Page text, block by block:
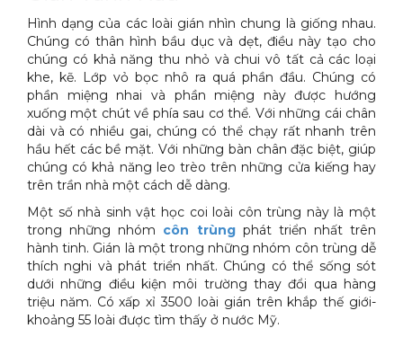
Hình dạng của các loài gián nhìn chung là giống nhau.
Chúng có thân hình bầu dục và dẹt, điều này tạo cho
chúng có khả năng thu nhỏ và chui vô tất cả các loại
khe, kẽ. Lớp vỏ bọc nhô ra quá phần đầu. Chúng có
phần miệng nhai và phần miệng này được hướng
xuống một chút về phía sau cơ thể. Với những cái chân
dài và có nhiều gai, chúng có thể chạy rất nhanh trên
hầu hết các bề mặt. Với những bàn chân đặc biệt, giúp
chúng có khả năng leo trèo trên những cửa kiếng hay
trên trần nhà một cách dễ dàng.
Một số nhà sinh vật học coi loài côn trùng này là một
trong những nhóm côn trùngphát triển nhất trên
hành tinh. Gián là một trong những nhóm côn trùng dễ
thích nghi và phát triển nhất. Chúng có thể sống sót
dưới những điều kiện môi trường thay đổi qua hàng
triệu năm. Có xấp xỉ 3500 loài gián trên khắp thế giới-
khoảng 55 loài được tìm thấy ở nước Mỹ.